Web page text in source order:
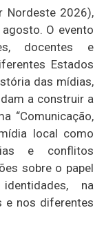
Nordeste 2026),
O evento
docentes e
Estados
das mídias,
a construir a
“Comunicação,
local como
e conflitos
sobre o papel
na
e nos diferentes